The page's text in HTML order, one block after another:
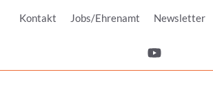
InhaltKontakt Jobs/Ehrenamt Newsletter